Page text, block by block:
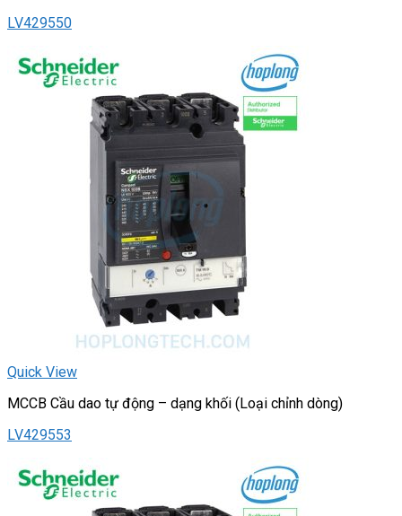
LV429550
Quick View
MCCB Cầu dao tự động – dạng khối (Loại chỉnh dòng)
LV429553